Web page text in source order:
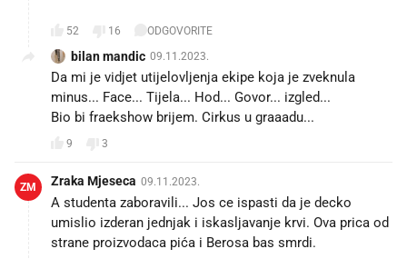
52 16 ODGOVORITE
bilan mandic 09.11.2023.
Da mi je vidjet utijelovljenja ekipe koja je zveknula
minus... Face... Tijela... Hod... Govor... izgled...
Bio bi fraekshow brijem. Cirkus u graaadu...
9 3
ZM Zraka Mjeseca 09.11.2023.
A studenta zaboravili... Jos ce ispasti da je decko
umislio izderan jednjak i iskasljavanje krvi. Ova prica od
strane proizvodaca pića i Berosa bas smrdi.